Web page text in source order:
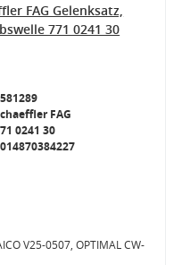
FAG Gelenksatz,
771 0241 30
FAG
0241 30
V25-0507, OPTIMAL CW-